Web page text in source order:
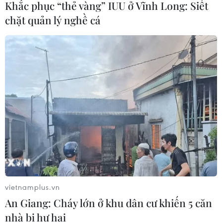
Mỹ trục xuất gần 1,5 triệu người nhập
cư trái phép trong 12 tháng
04/08/2026 22:43
Xem thêm
CƠ QUAN CHỦ QUẢN: THÔNG TẤN XÃ VIỆT NAM
Tổng Biên tập: TRẦN TIẾN DUẨN
Phó Tổng Biên tập: NGUYỄN THỊ TÁM, KHÚC THANH
THỦY
Khắc phục “thẻ vàng” IUU ở Vĩnh Long: Siết
chặt quản lý nghề cá
vietnamplus.vn
An Giang: Cháy lớn ở khu dân cư khiến 5 căn
nhà bị hư hại